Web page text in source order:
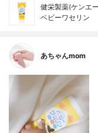
健栄製薬(ケンエ
ベビーワセリン
あちゃんmom